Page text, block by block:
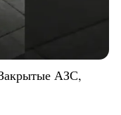
АЗС,